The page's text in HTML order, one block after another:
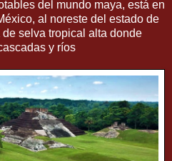
del mundo maya, está en
al noreste del estado de
selva tropical alta donde
y ríos